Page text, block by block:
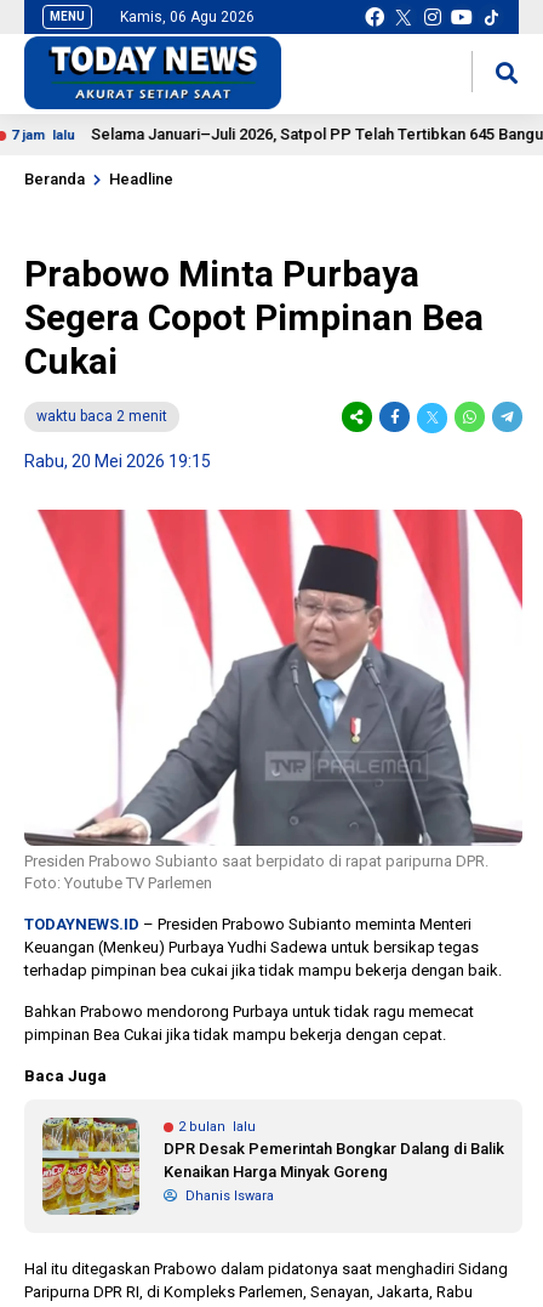
MENU Kamis, 06 Agu 2026
lalu Selama Januari–Juli 2026, Satpol PP Telah Tertibkan 645 Bangunan
Beranda Headline
Prabowo Minta Purbaya
Segera Copot Pimpinan Bea
Cukai
waktu baca 2 menit
Rabu, 20 Mei 2026 19:15
Presiden Prabowo Subianto saat berpidato di rapat paripurna DPR.
Foto: Youtube TV Parlemen
TODAYNEWS.ID – Presiden Prabowo Subianto meminta Menteri
Keuangan (Menkeu) Purbaya Yudhi Sadewa untuk bersikap tegas
terhadap pimpinan bea cukai jika tidak mampu bekerja dengan baik.
Bahkan Prabowo mendorong Purbaya untuk tidak ragu memecat
pimpinan Bea Cukai jika tidak mampu bekerja dengan cepat.
Baca Juga
2 bulan lalu
DPR Desak Pemerintah Bongkar Dalang di Balik
Kenaikan Harga Minyak Goreng
Dhanis Iswara
Hal itu ditegaskan Prabowo dalam pidatonya saat menghadiri Sidang
Paripurna DPR RI, di Kompleks Parlemen, Senayan, Jakarta, Rabu
Banyak Gugatan di
Pilkada 2024, Legislator
Ragukan SDM Bawaslu
KPU
Keputusan
Capres-